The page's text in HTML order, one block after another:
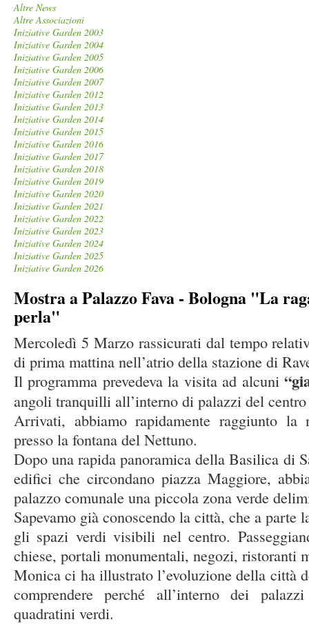
Altre News
Altre Associazioni
Iniziative Garden 2003
Iniziative Garden 2004
Iniziative Garden 2005
Iniziative Garden 2006
Iniziative Garden 2007
Iniziative Garden 2012
Iniziative Garden 2013
Iniziative Garden 2014
Iniziative Garden 2015
Iniziative Garden 2016
Iniziative Garden 2017
Iniziative Garden 2018
Iniziative Garden 2019
Iniziative Garden 2020
Iniziative Garden 2021
Iniziative Garden 2022
Iniziative Garden 2023
Iniziative Garden 2024
Iniziative Garden 2025
Iniziative Garden 2026
Mostra a Palazzo Fava - Bologna "La
perla"
Mercoledì 5 Marzo rassicurati dal tempo
di prima mattina nell’atrio della stazione di
Il programma prevedeva la visita ad alcuni
angoli tranquilli all’interno di palazzi del
Arrivati, abbiamo rapidamente raggiunto
presso la fontana del Nettuno.
Dopo una rapida panoramica della Basilica di
edifici che circondano piazza Maggiore,
palazzo comunale una piccola zona verde
Sapevamo già conoscendo la città, che a
gli spazi verdi visibili nel centro.
chiese, portali monumentali, negozi, ristoranti
Monica ci ha illustrato l’evoluzione della città
comprendere perché all’interno dei
quadratini verdi.